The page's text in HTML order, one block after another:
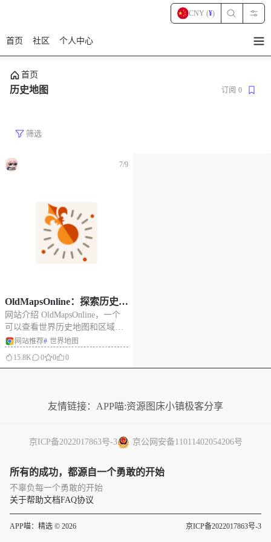
首页 社区 个人中心
CNY (¥)
首页
历史地图 订阅 0
筛选
7/9
OldMapsOnline：探索历史，
浏览历史名胜，搜索带有时
间轴的老地图
网站介绍 OldMapsOnline，一个
可以查看世界历史地图和区域、
时间、人物、战役的网站。 通过
图，国家，区域，地图支持平
历史战役等等。是历史爱好者的
网站推荐# 世界地图
15.8K
0 0 0
友情链接： APP喵:资源 图床小镇极客分享
京ICP备2022017863号-3 京公网安备11011402054206号
所有的成功，都源自一个勇敢的开始
不辜负每一个勇敢的开始
关于帮助文档FAQ协议
APP喵：精选 © 2026 京ICP备2022017863号-3